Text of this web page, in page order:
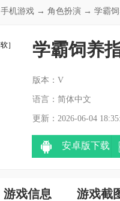
手机游戏 → 角色扮演 → 学霸
学霸饲养
版本：V
语言：简体中文
更新：2026-06-04
安卓版下载
游戏信息 游戏截